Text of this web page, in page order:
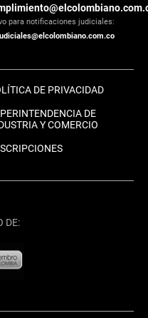
para notificaciones judiciales:
DE PRIVACIDAD
DE
Y COMERCIO
DE: